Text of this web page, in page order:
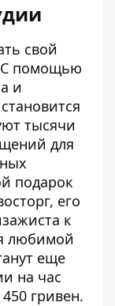
свой
С помощью
и
тысячи
для
подарок
его
к
любимой
еще
на час
гривен.